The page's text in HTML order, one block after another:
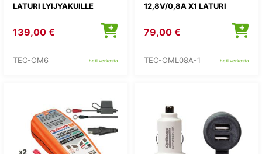
LATURI LYIJYAKUILLE
139,00 €
TEC-OM6 heti verkosta
12,8V/0,8A X1 LATURI
79,00 €
TEC-OML08A-1 heti verkosta